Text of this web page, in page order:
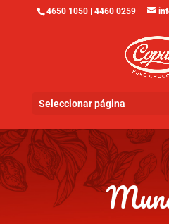
4650 1050 | 4460 0259
Seleccionar página